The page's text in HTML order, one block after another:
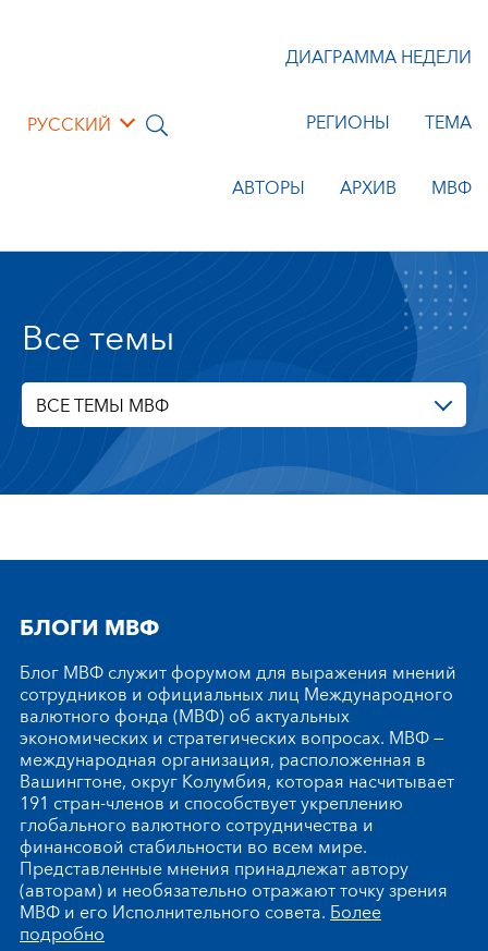
РУССКИЙ
ДИАГРАММА НЕДЕЛИ
РЕГИОНЫ ТЕМА
АВТОРЫ АРХИВ МВФ
Все темы
ВСЕ ТЕМЫ МВФ
БЛОГИ МВФ
Блог МВФ служит форумом для выражения мнений
сотрудников и официальных лиц Международного
валютного фонда (МВФ) об актуальных
экономических и стратегических вопросах. МВФ —
международная организация, расположенная в
Вашингтоне, округ Колумбия, которая насчитывает
191 стран-членов и способствует укреплению
глобального валютного сотрудничества и
финансовой стабильности во всем мире.
Представленные мнения принадлежат автору
(авторам) и необязательно отражают точку зрения
МВФ и его Исполнительного совета.Более
подробно